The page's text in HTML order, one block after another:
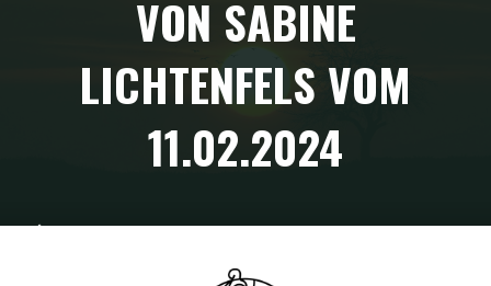
VON SABINE
LICHTENFELS VOM
11.02.2024
Home